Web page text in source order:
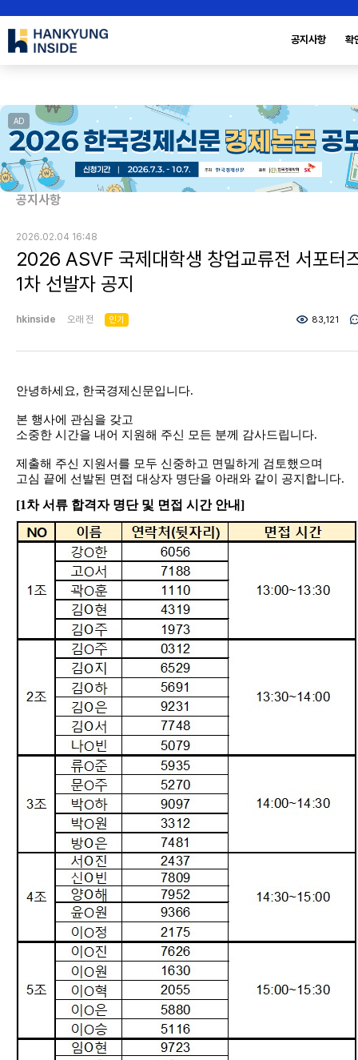
공지사항 확
AD
공지사항
2026.02.04 16:48
2026 ASVF 국제대학생 창업교류전 서포터
1차 선발자 공지
hkinside 오래 전 인기 83,121
안녕하세요, 한국경제신문입니다.
본 행사에 관심을 갖고
소중한 시간을 내어 지원해 주신 모든 분께 감사드립니다.
제출해 주신 지원서를 모두 신중하고 면밀하게 검토했으며
고심 끝에 선발된 면접 대상자 명단을 아래와 같이 공지합니다.
[1차 서류 합격자 명단 및 면접 시간 안내]